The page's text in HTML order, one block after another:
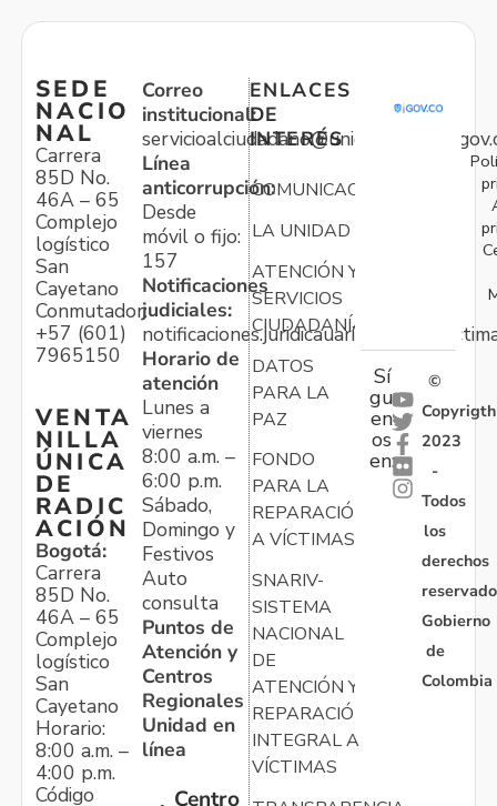
SEDE
NACIO
NAL
Carrera
85D No.
46A – 65
Complejo
logístico
San
Cayetano
Conmutador:
+57 (601)
7965150
VENTA
NILLA
ÚNICA
DE
RADIC
ACIÓN
Bogotá:
Carrera
85D No.
46A – 65
Complejo
logístico
San
Cayetano
Horario:
8:00 a.m. –
4:00 p.m.
Código
Correo
institucional:
Línea
anticorrupción:
Desde
móvil o fijo:
157
Notificaciones
judiciales:
Horario de
atención
Lunes a
viernes
8:00 a.m. –
6:00 p.m.
Sábado,
Domingo y
Festivos
Auto
consulta
Puntos de
Atención y
Centros
Regionales
Unidad en
línea
Centro
ENLACES
DE
INTERÉS
COMUNICACIONES
LA UNIDAD
ATENCIÓN Y
SERVICIOS
CIUDADANÍA
DATOS
PARA LA
PAZ
FONDO
PARA LA
REPARACIÓN
A VÍCTIMAS
SNARIV-
SISTEMA
NACIONAL
DE
ATENCIÓN Y
REPARACIÓN
INTEGRAL A
VÍCTIMAS
Sí
gu
en
os
en:
©
Copyrigth
2023
-
Todos
los
derechos
Gobierno
de
Colombia